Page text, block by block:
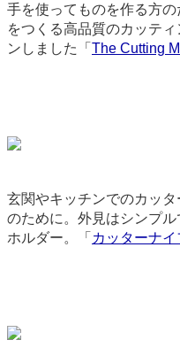
手を使ってものを作る方
をつくる高品質のカッテ
ンしました「 The Cutting
玄関やキッチンでのカッ
のために。外見はシンプ
ホルダー。「 カッターナ